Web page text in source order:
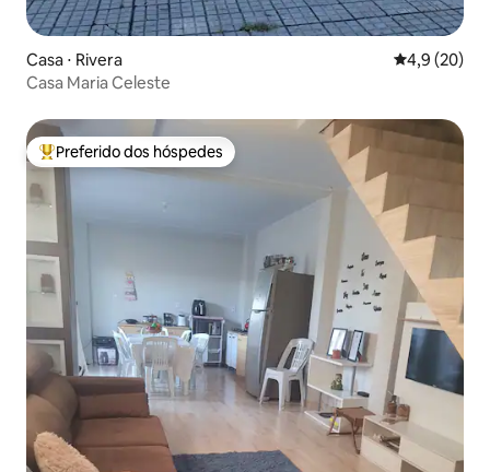
Casa ⋅ Rivera 4,9 de uma
4,9 (20)
Casa Maria Celeste
Entre os melhores preferidos dos hóspedes
Preferido dos hóspedes